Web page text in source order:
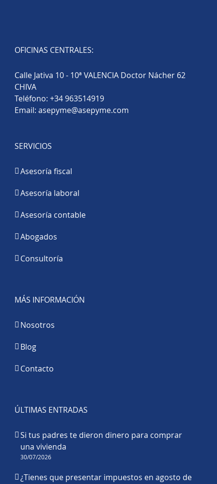
OFICINAS CENTRALES:
Calle Jativa 10 - 10ª VALENCIA Doctor Nácher 62
CHIVA
Teléfono: +34 963514919
Email: asepyme@asepyme.com
SERVICIOS
Asesoría fiscal
Asesoría laboral
Asesoría contable
Abogados
Consultoría
MÁS INFORMACIÓN
Nosotros
Blog
Contacto
ÚLTIMAS ENTRADAS
Si tus padres te dieron dinero para comprar
una vivienda
30/07/2026
¿Tienes que presentar impuestos en agosto de